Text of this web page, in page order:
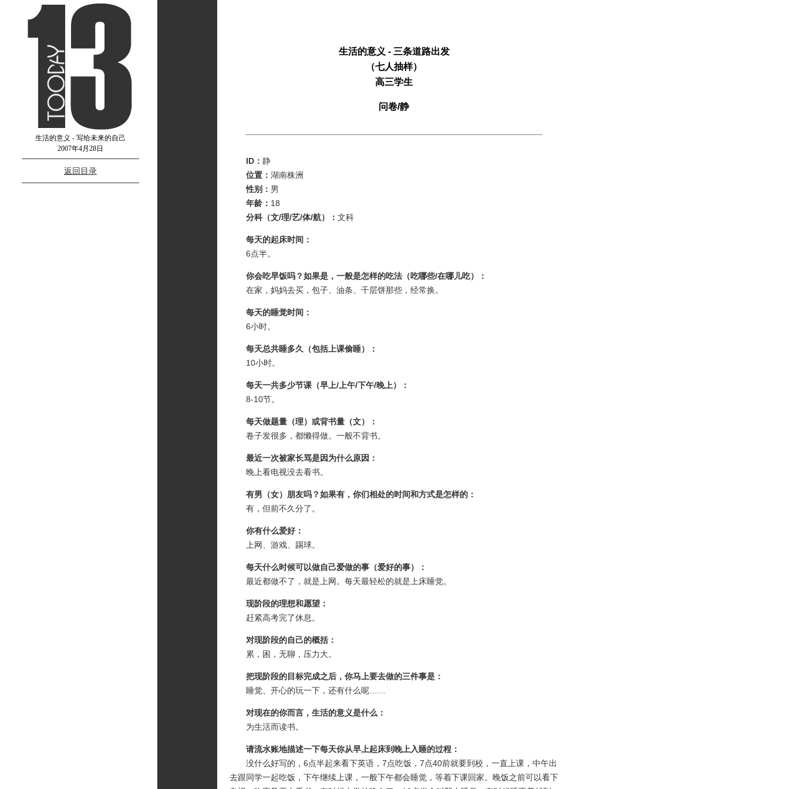
生活的意义 - 写给未来的自己
2007年4月28日
返回目录
生活的意义 - 三条道路出发
（七人抽样）
高三学生
问卷/静
ID： 静
位置： 湖南株洲
性别： 男
年龄： 18
分科（文/理/艺/体/航）： 文科
每天的起床时间：
6点半。
你会吃早饭吗？如果是，一般是怎样的吃法（吃哪些/在哪儿吃）：
在家，妈妈去买，包子、油条、千层饼那些，经常换。
每天的睡觉时间：
6小时。
每天总共睡多久（包括上课偷睡）：
10小时。
每天一共多少节课（早上/上午/下午/晚上）：
8-10节。
每天做题量（理）或背书量（文）：
卷子发很多，都懒得做。一般不背书。
最近一次被家长骂是因为什么原因：
晚上看电视没去看书。
有男（女）朋友吗？如果有，你们相处的时间和方式是怎样的：
有，但前不久分了。
你有什么爱好：
上网、游戏、踢球。
每天什么时候可以做自己爱做的事（爱好的事）：
最近都做不了，就是上网。每天最轻松的就是上床睡觉。
现阶段的理想和愿望：
赶紧高考完了休息。
对现阶段的自己的概括：
累，困，无聊，压力大。
把现阶段的目标完成之后，你马上要去做的三件事是：
睡觉、开心的玩一下，还有什么呢……
对现在的你而言，生活的意义是什么：
为生活而读书。
请流水账地描述一下每天你从早上起床到晚上入睡的过程：
没什么好写的，6点半起来看下英语，7点吃饭，7点40前就要到校，一直上课，中午出
去跟同学一起吃饭，下午继续上课，一般下午都会睡觉，等着下课回家。晚饭之前可以看下